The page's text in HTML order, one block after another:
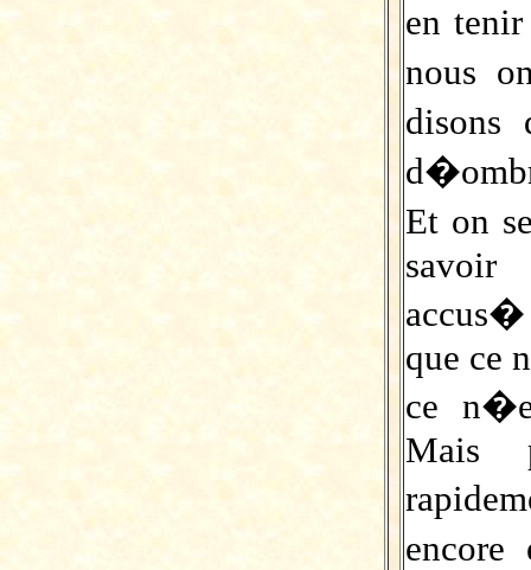
en
nous
disons
Et on
savoir
que ce
ce
Mais